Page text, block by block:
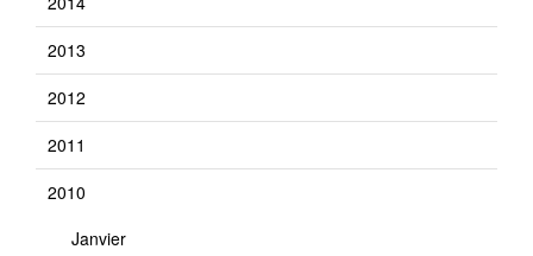
2013
2012
2011
2010
Janvier